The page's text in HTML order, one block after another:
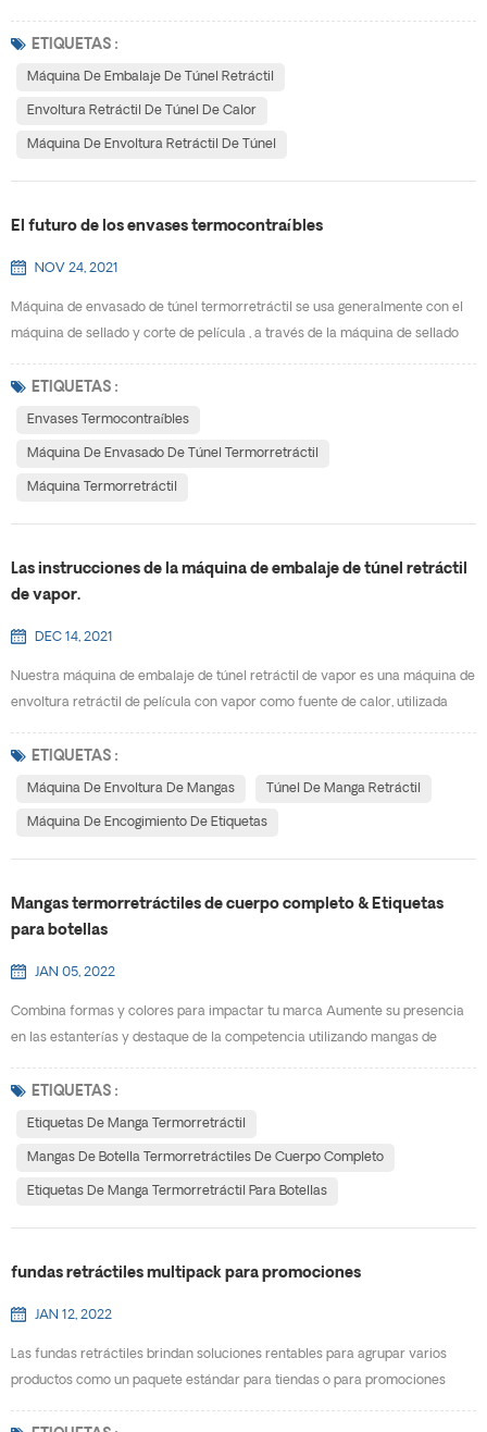
retráctil.W Por qué los envases termocontraíbles se desarrollarán tan
rápido, y cuáles son las ventajas de usar envoltura retráctil de túnel de
ETIQUETAS :
Máquina De Embalaje De Túnel Retráctil
Envoltura Retráctil De Túnel De Calor
Máquina De Envoltura Retráctil De Túnel
El futuro de los envases termocontraíbles
NOV 24, 2021
Máquina de envasado de túnel termorretráctil se usa generalmente con el
máquina de sellado y corte de película , a través de la máquina de sellado
máquina termorretráctil para calentar, de modo que el material de embalaje
se encoja y envuelva firmemente el producto. Los productos envasados ​​
ETIQUETAS :
Envases Termocontraíbles
Máquina De Envasado De Túnel Termorretráctil
Máquina Termorretráctil
Las instrucciones de la máquina de embalaje de túnel retráctil
de vapor.
DEC 14, 2021
Nuestra máquina de embalaje de túnel retráctil de vapor es una máquina de
envoltura retráctil de película con vapor como fuente de calor, utilizada
botellas. Comparado con eléctrico máquina de envoltura de mangas , tiene
las características de fácil de usar, contracción suave y altamente
ETIQUETAS :
Máquina De Envoltura De Mangas Túnel De Manga Retráctil
Máquina De Encogimiento De Etiquetas
Mangas termorretráctiles de cuerpo completo & Etiquetas
para botellas
JAN 05, 2022
Combina formas y colores para impactar tu marca Aumente su presencia
en las estanterías y destaque de la competencia utilizando mangas de
cuerpo completo, maximizará el espacio que tiene para promover su marca
y hacer llegar su mensaje a los consumidores. Las etiquetas retráctiles se
ETIQUETAS :
Etiquetas De Manga Termorretráctil
Mangas De Botella Termorretráctiles De Cuerpo Completo
Etiquetas De Manga Termorretráctil Para Botellas
fundas retráctiles multipack para promociones
JAN 12, 2022
Las fundas retráctiles brindan soluciones rentables para agrupar varios
productos como un paquete estándar para tiendas o para promociones